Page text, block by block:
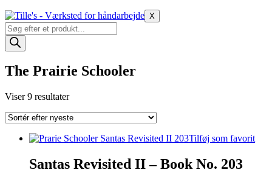
X
Products
search
The Prairie Schooler
Viser 9 resultaterSorteret
seneste
Tilføj som favorit
Santas Revisited II – Book No. 203